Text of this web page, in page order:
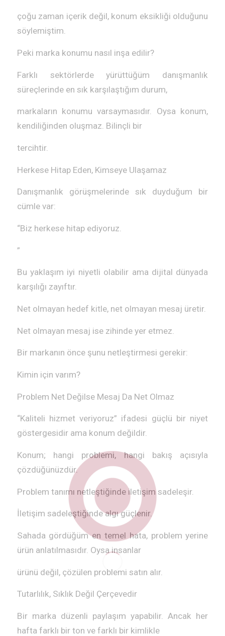
çoğu zaman içerik değil, konum eksikliği olduğunu
söylemiştim.
Peki marka konumu nasıl inşa edilir?
Farklı sektörlerde yürüttüğüm danışmanlık
süreçlerinde en sık karşılaştığım durum,
markaların konumu varsaymasıdır. Oysa konum,
kendiliğinden oluşmaz. Bilinçli bir
tercihtir.
Herkese Hitap Eden, Kimseye Ulaşamaz
Danışmanlık görüşmelerinde sık duyduğum bir
cümle var:
“Biz herkese hitap ediyoruz.
”
Bu yaklaşım iyi niyetli olabilir ama dijital dünyada
karşılığı zayıftır.
Net olmayan hedef kitle, net olmayan mesaj üretir.
Net olmayan mesaj ise zihinde yer etmez.
Bir markanın önce şunu netleştirmesi gerekir:
Kimin için varım?
Problem Net Değilse Mesaj Da Net Olmaz
“Kaliteli hizmet veriyoruz” ifadesi güçlü bir niyet
göstergesidir ama konum değildir.
Konum; hangi problemi, hangi bakış açısıyla
çözdüğünüzdür.
Problem tanımı netleştiğinde iletişim sadeleşir.
İletişim sadeleştiğinde algı güçlenir.
Sahada gördüğüm en temel hata, problem yerine
ürün anlatılmasıdır. Oysa insanlar
ürünü değil, çözülen problemi satın alır.
Tutarlılık, Sıklık Değil Çerçevedir
Bir marka düzenli paylaşım yapabilir. Ancak her
hafta farklı bir ton ve farklı bir kimlikle